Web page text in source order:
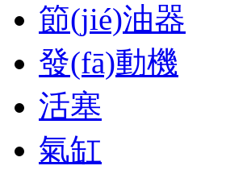
節(jié)油器
發(fā)動機
活塞
氣缸